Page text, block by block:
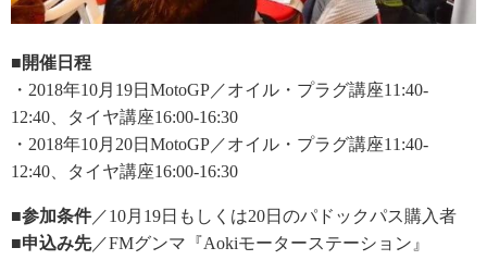
■開催日程
・2018年10月19日MotoGP／オイル・プラグ講座11:40-
12:40、タイヤ講座16:00-16:30
・2018年10月20日MotoGP／オイル・プラグ講座11:40-
12:40、タイヤ講座16:00-16:30
■参加条件／10月19日もしくは20日のパドックパス購入者
■申込み先／FMグンマ『Aokiモーターステーション』